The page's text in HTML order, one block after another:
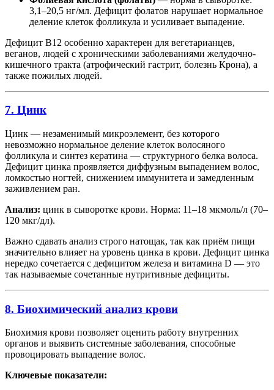
3,1–20,5 нг/мл. Дефицит фолатов нарушает нормальное
деление клеток фолликула и усиливает выпадение.
Дефицит B12 особенно характерен для вегетарианцев,
веганов, людей с хроническими заболеваниями желудочно-
кишечного тракта (атрофический гастрит, болезнь Крона), а
также пожилых людей.
7. Цинк
Цинк — незаменимый микроэлемент, без которого
невозможно нормальное деление клеток волосяного
фолликула и синтез кератина — структурного белка волоса.
Дефицит цинка проявляется диффузным выпадением волос,
ломкостью ногтей, снижением иммунитета и замедленным
заживлением ран.
Анализ: цинк в сыворотке крови. Норма: 11–18 мкмоль/л (70–
120 мкг/дл).
Важно сдавать анализ строго натощак, так как приём пищи
значительно влияет на уровень цинка в крови. Дефицит цинка
нередко сочетается с дефицитом железа и витамина D — это
так называемые сочетанные нутритивные дефициты.
8. Биохимический анализ крови
Биохимия крови позволяет оценить работу внутренних
органов и выявить системные заболевания, способные
провоцировать выпадение волос.
Ключевые показатели: